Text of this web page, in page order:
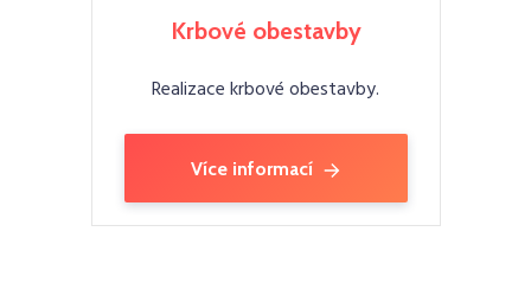
Krbové obestavby
Realizace krbové obestavby.
Více informací